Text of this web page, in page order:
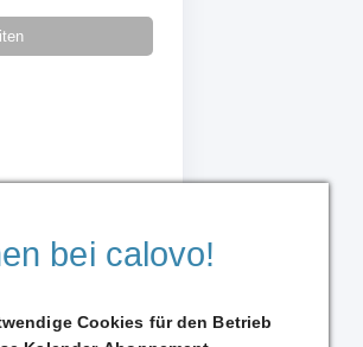
bei calovo!
Cookies für den Betrieb